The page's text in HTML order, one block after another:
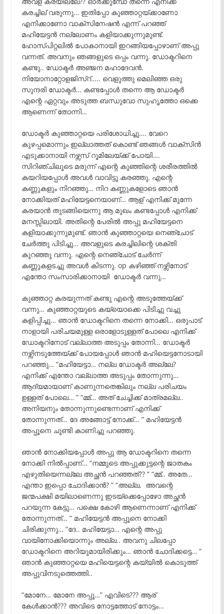
കരച്ചില് വരുന്നു… ഇതിപ്പോ കുഞ്ഞാറ്റയ്‌ക്കാണോ
എനിക്കാണോ വാക്‌സിനേഷൻ എന്ന് പറഞ്ഞ്
മഹിയേട്ടൻ നല്ലോണം കളിയാക്കുന്നുമുണ്ട്.
ഹോസ്പിറ്റലിൽ പോകാനായി ഇറങ്ങിയപ്പോഴാണ് അപ്പു
വന്നത്. അവനും ഞങ്ങളുടെ ഒപ്പം വന്നു. ഡോക്ടറിനെ
കണ്ടു.. ഡോക്ടർ അഞ്ജന മഹാദേവൻ.
നിയോനാറ്റോളജിസ്റ്….. വെളുത്തു മെലിഞ്ഞ ഒരു
സുന്ദരി ഡോക്ടർ… കണ്ടപ്പോൾ തന്നെ ആ ഡോക്ടർ
എന്റെ ഏറ്റവും അടുത്ത ബന്ധുവോ സുഹൃത്തോ ഒക്കെ
ആണെന്ന് തോന്നി…
ഡോക്ടർ കുഞ്ഞാറ്റയെ പരിശോധിച്ചു…. വേറെ
കുഴപ്പമൊന്നും ഇല്ലാത്തത് കൊണ്ട് ഞങ്ങൾ വാക്‌സിൻ
എടുക്കാനായി നഴ്സസ് റൂമിലേയ്ക്ക് പോയി….
സിറിഞ്ചിലൂടെ മരുന്ന് എന്റെ കുഞ്ഞിന്റെ ശരീരത്തിൽ
കയറിയപ്പോൾ അവൾ വാവിട്ടു കരഞ്ഞു. എന്റെ
കണ്ണുകളും നിറഞ്ഞു… നിറ കണ്ണുകളോടെ ഞാൻ
നോക്കിയത് മഹിയേട്ടനെയാണ്‌… ആള് എനിക്ക് മുന്നേ
കരയാൻ തുടങ്ങിയെന്നു ആ മുഖം കണ്ടപ്പോൾ എനിക്ക്
മനസ്സിലായി. അതിന്റെ പേരിൽ അപ്പു മഹിയേട്ടനെ
കളിയാക്കുന്നുമുണ്ട്. ഞാൻ കുഞ്ഞാറ്റയെ നെഞ്ചോട്
ചേർത്തു പിടിച്ചു… അവളുടെ കരച്ചിലിന്റെ ശക്തി
കുറഞ്ഞു വന്നു. എന്റെ നെഞ്ചോട് ചേർന്ന്
കണ്ണുകളടച്ചു അവൾ കിടന്നു. op കഴിഞ്ഞ് നഴ്സിനോട്
എന്തോ സംസാരിക്കാനായി ഡോക്ടർ വന്നു…
കുഞ്ഞാറ്റ കരയുന്നത് കണ്ടു എന്റെ അടുത്തേയ്ക്ക്
വന്നു… കുഞ്ഞാറ്റയുടെ കയ്യൊക്കെ പിടിച്ചു വച്ചു
കളിപ്പിച്ചു… ഞാൻ ഡോക്ടറിനെ തന്നെ നോക്കി… ഒരുപാട്
നാളായി പരിചയമുള്ള ഒരാളോടുള്ളത് പോലെ എനിക്ക്
ഡോക്ടറിനോട് വല്ലാത്ത അടുപ്പം തോന്നി… ഡോക്ടർ
നഴ്സിനടുത്തേയ്ക്ക് പോയപ്പോൾ ഞാൻ മഹിയെട്ടനോടായി
പറഞ്ഞു… “മഹിയേട്ടാ… നല്ല ഡോക്ടർ അല്ലേ?
എനിക്ക് എന്തോ വല്ലാത്ത അടുപ്പം തോന്നുന്നു…
ആദ്യമായാണ് കാണുന്നതെങ്കിലും നല്ല പരിചയം
ഉള്ളത് പോലെ… ” “മ്മ്… അത് ചേച്ചിക്ക് മാത്രമല്ല..
അനിയനും തോന്നുന്നുണ്ടെന്നാണ് എനിക്ക്
തോന്നുന്നത്… ദേ അങ്ങോട്ട് നോക്ക്… ” മഹിയേട്ടൻ
അപ്പൂനെ ചൂണ്ടി കാണിച്ചു പറഞ്ഞു.
ഞാൻ നോക്കിയപ്പോൾ അപ്പു ആ ഡോക്ടറിനെ തന്നെ
നോക്കി നിൽപ്പാണ്… “നമ്മുടെ അപ്പുക്കുട്ടന്റെ ജാതകം
എഴുതിയെന്നല്ലേ അച്ഛൻ പറഞ്ഞത്?? ” “മ്മ്.. അതേ…
എന്താ ഇപ്പൊ ചോദിക്കാൻ? ” “അല്ല, അവന്റെ
ജന്മപക്ഷി മയിലാണെന്നു ഇടയ്ക്കെപ്പോഴോ അച്ഛൻ
പറയുന്ന കേട്ടു… പക്ഷെ കോഴി ആണെന്നാണ് എനിക്ക്
തോന്നുന്നത്… ” മഹിയേട്ടൻ അപ്പൂനെ നോക്കി
ചിരിക്കുന്നു… “ദേ.. മഹിയേട്ടാ… എന്റെ അപ്പു
വായിനോക്കിയൊന്നും അല്ല.. അവനു ചിലപ്പോ
ഡോക്ടറിനെ അറിയുമായിരിക്കും… ഞാൻ ചോദിക്കട്ടെ… ”
ഞാൻ കുഞ്ഞാറ്റയെ മഹിയെട്ടന്റെ കയ്യിൽ കൊടുത്ത്
അപ്പുവിനടുത്തെത്തി..
“മോനേ… മോനേ അപ്പൂ…” എവിടെ??? ആര്
കേൾക്കാൻ??? അവിടെ നോട്ടത്തോട് നോട്ടം…